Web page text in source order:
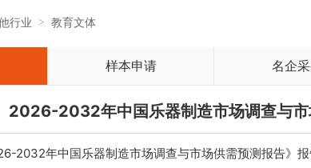
行业 教育文体
样本申请 名企
2026-2032年中国乐器制造市场调查与市
2032年中国乐器制造市场调查与市场供需预测报告》